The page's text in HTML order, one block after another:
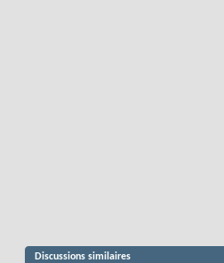
Discussions similaires